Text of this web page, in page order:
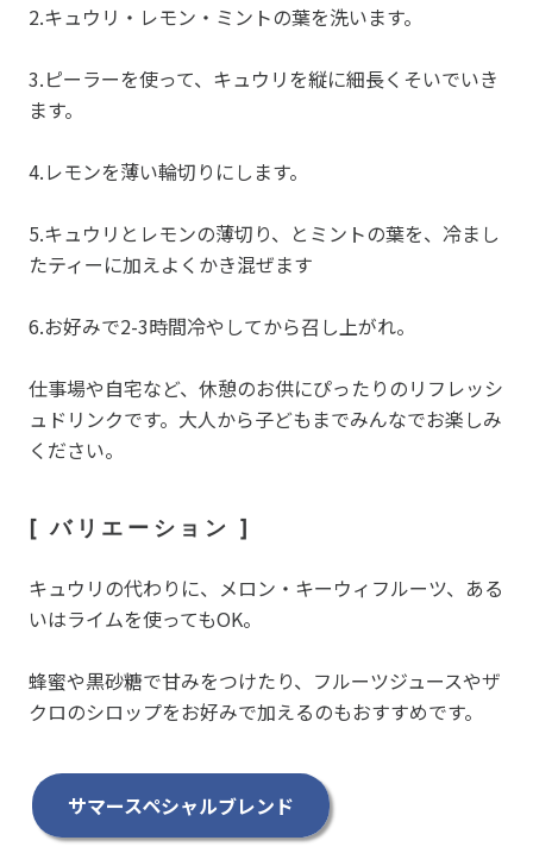
2.キュウリ・レモン・ミントの葉を洗います。
3.ピーラーを使って、キュウリを縦に細長くそいでいき
ます。
4.レモンを薄い輪切りにします。
5.キュウリとレモンの薄切り、とミントの葉を、冷まし
たティーに加えよくかき混ぜます
6.お好みで2-3時間冷やしてから召し上がれ。
仕事場や自宅など、休憩のお供にぴったりのリフレッシ
ュドリンクです。大人から子どもまでみんなでお楽しみ
ください。
[ バリエーション ]
キュウリの代わりに、メロン・キーウィフルーツ、ある
いはライムを使ってもOK。
蜂蜜や黒砂糖で甘みをつけたり、フルーツジュースやザ
クロのシロップをお好みで加えるのもおすすめです。
サマースペシャルブレンド